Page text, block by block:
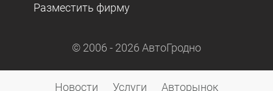
Разместить фирму
© 2006 - 2026 АвтоГродно
Новости Услуги Авторынок